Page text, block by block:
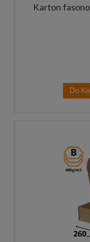
Karton
Do